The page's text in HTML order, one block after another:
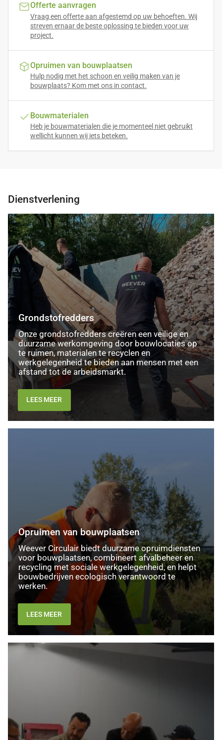
Offerte aanvragen
Vraag een offerte aan afgestemd op uw behoeften. Wij
streven ernaar de beste oplossing te bieden voor uw
project.
Opruimen van bouwplaatsen
Hulp nodig met het schoon en veilig maken van je
bouwplaats? Kom met ons in contact.
Bouwmaterialen
Heb je bouwmaterialen die je momenteel niet gebruikt
wellicht kunnen wij iets beteken.
Dienstverlening
Grondstofredders
Grondstofredders
Onze grondstofredders creëren een veilige en
duurzame werkomgeving door bouwlocaties op
te ruimen, materialen te recyclen en
werkgelegenheid te bieden aan mensen met een
afstand tot de arbeidsmarkt.
LEES MEER
Opruimen van bouwplaatsen
Weever Circulair biedt duurzame opruimdiensten
voor bouwplaatsen, combineert afvalbeheer en
recycling met sociale werkgelegenheid, en helpt
bouwbedrijven ecologisch verantwoord te
werken.
LEES MEER
Coaching